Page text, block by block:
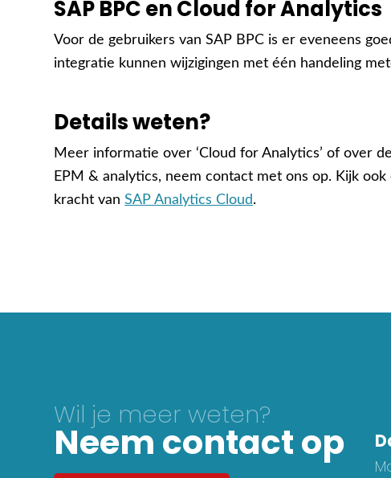
SAP BPC en Cloud for Analytics
Voor de gebruikers van SAP BPC is er eveneens
integratie kunnen wijzigingen met één handeling
Details weten?
Meer informatie over ‘Cloud for Analytics’ of over
EPM & analytics, neem contact met ons op. Kijk
kracht vanSAP Analytics Cloud.
Wil je meer weten?
Neem contact op